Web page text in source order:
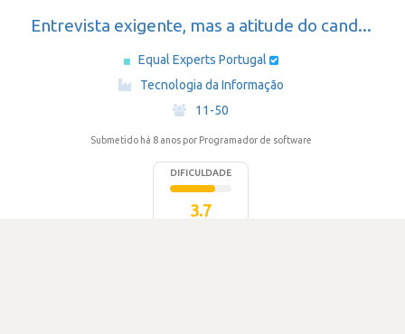
Entrevista exigente, mas a atitude do cand...
Equal Experts Portugal
Tecnologia da Informação
·
11-50
Submetido há 8 anos por Programador de software
DIFICULDADE
3.7